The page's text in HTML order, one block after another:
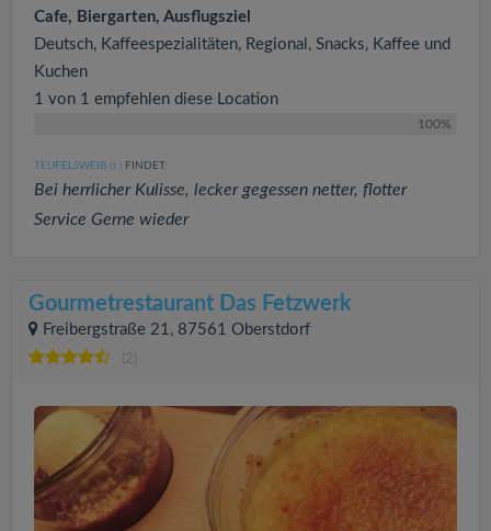
Cafe, Biergarten, Ausflugsziel
Deutsch, Kaffeespezialitäten, Regional, Snacks, Kaffee und
Kuchen
1 von 1 empfehlen diese Location
100%
TEUFELSWEIB (1 ) FINDET:
Bei herrlicher Kulisse, lecker gegessen netter, flotter
Service Gerne wieder
Gourmetrestaurant Das Fetzwerk
Freibergstraße 21, 87561 Oberstdorf
(2)